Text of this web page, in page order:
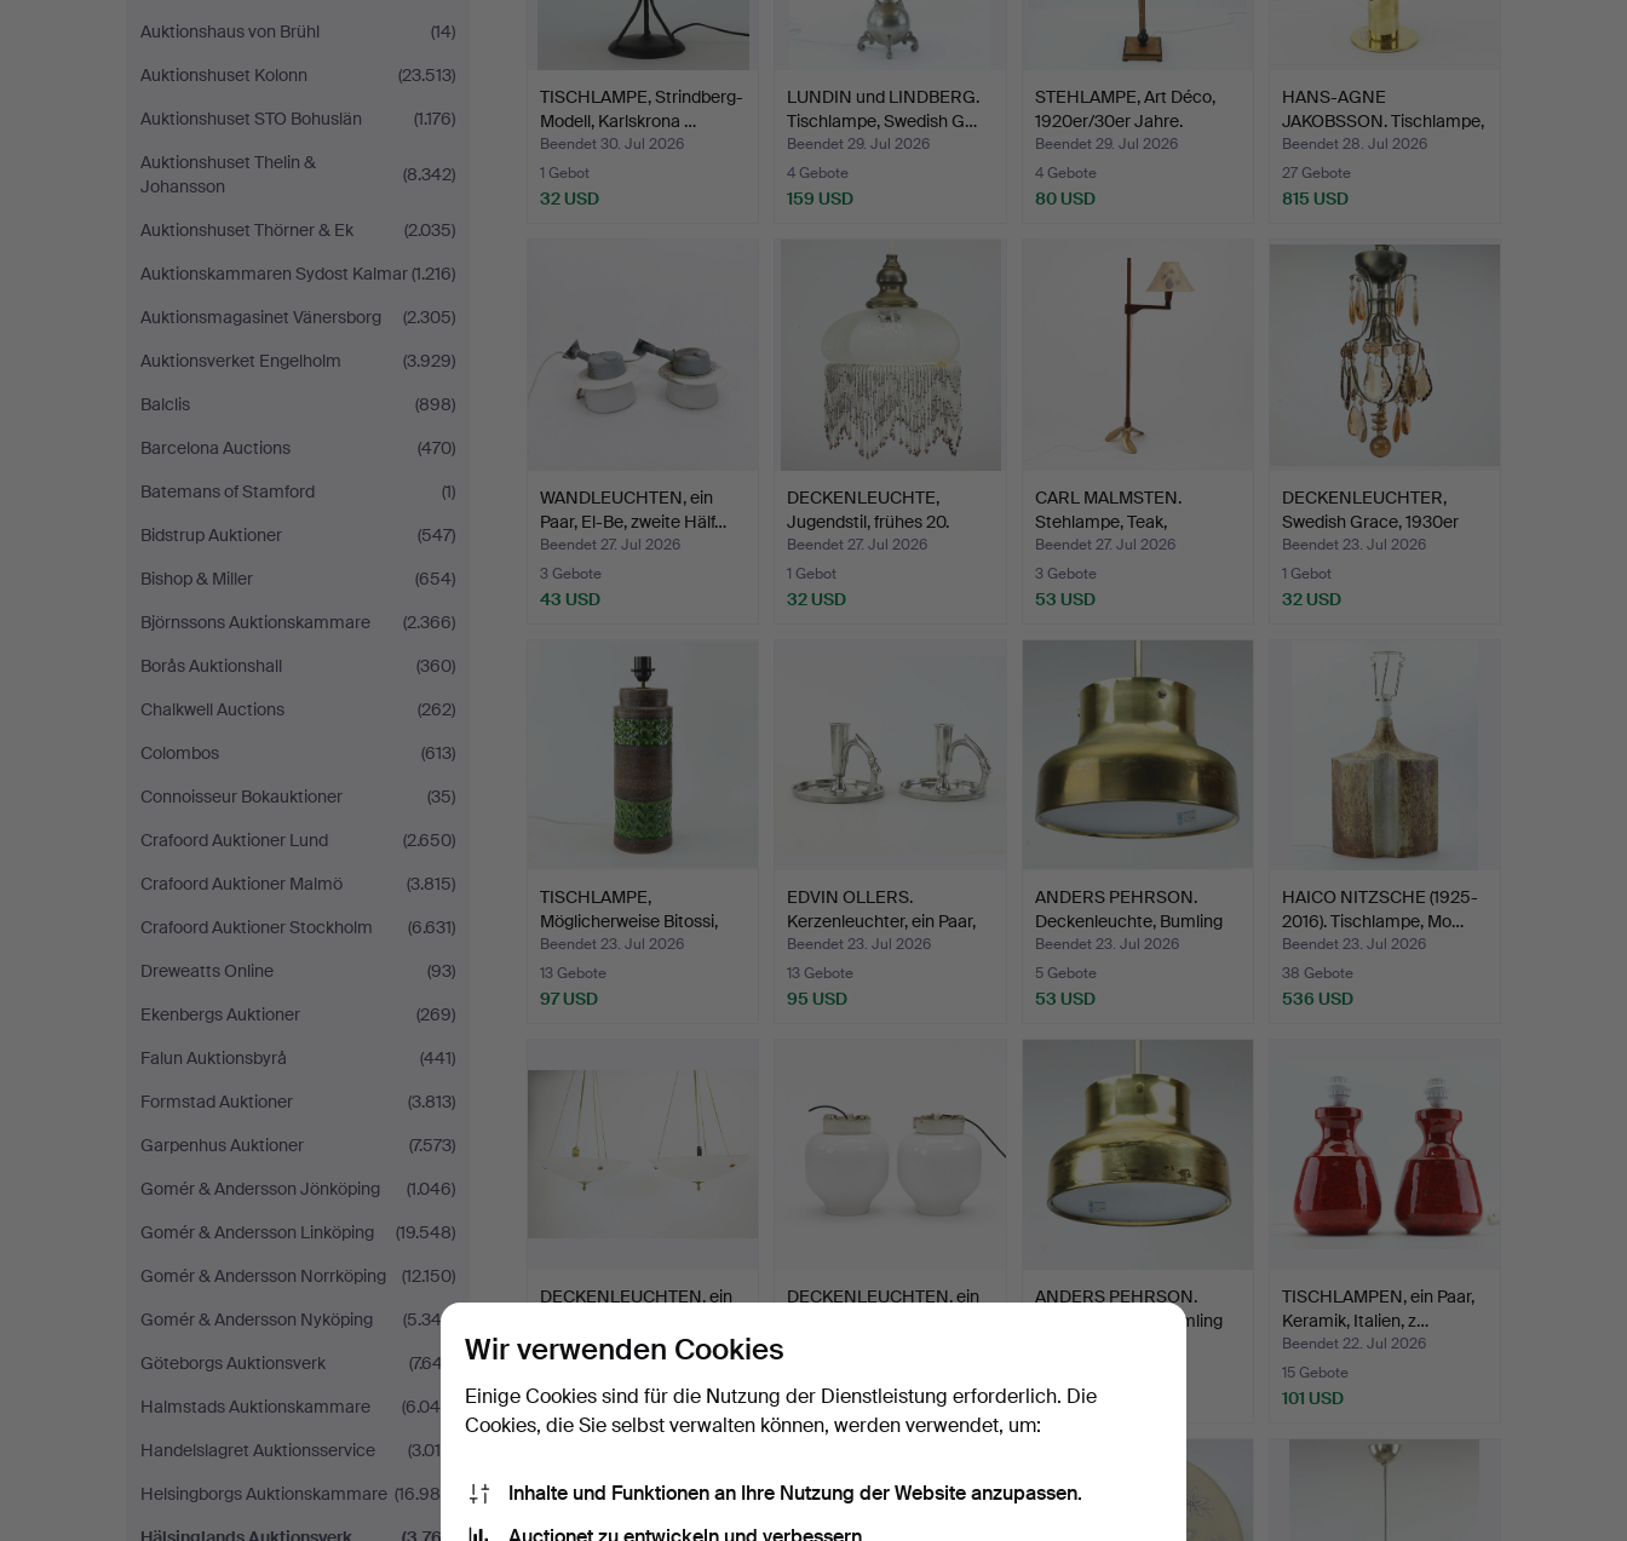
Auktionshaus von Brühl
(14)
Auktionshuset Kolonn
(23.513)
Auktionshuset STO Bohuslän
(1.176)
Auktionshuset Thelin &
Johansson
(8.342)
Auktionshuset Thörner & Ek
(2.035)
Auktionskammaren Sydost Kalmar(1.216)
Auktionsmagasinet Vänersborg
(2.305)
Auktionsverket Engelholm
(3.929)
Balclis
(898)
Barcelona Auctions
(470)
Batemans of Stamford
(1)
Bidstrup Auktioner
(547)
Bishop & Miller
(654)
Björnssons Auktionskammare
(2.366)
Borås Auktionshall
(360)
Chalkwell Auctions
(262)
Colombos
(613)
Connoisseur Bokauktioner
(35)
Crafoord Auktioner Lund
(2.650)
Crafoord Auktioner Malmö
(3.815)
Crafoord Auktioner Stockholm
(6.631)
Dreweatts Online
(93)
Ekenbergs Auktioner
(269)
Falun Auktionsbyrå
(441)
Formstad Auktioner
(3.813)
Garpenhus Auktioner
(7.573)
Gomér & Andersson Jönköping
(1.046)
Gomér & Andersson Linköping
(19.548)
Gomér & Andersson Norrköping
(12.150)
Gomér & Andersson Nyköping
(5.343)
Göteborgs Auktionsverk
(7.647)
Halmstads Auktionskammare
(6.049)
Handelslagret Auktionsservice
(3.016)
Helsingborgs Auktionskammare (16.980)
TISCHLAMPE, Strindberg-
Modell, Karlskrona …
Beendet 30. Jul 2026
1 Gebot
32 USD
LUNDIN und LINDBERG.
Tischlampe, Swedish G…
Beendet 29. Jul 2026
4 Gebote
159 USD
STEHLAMPE, Art Déco,
1920er/30er Jahre.
Beendet 29. Jul 2026
4 Gebote
80 USD
HANS-AGNE
JAKOBSSON. Tischlampe,
Modell B …
Beendet 28. Jul 2026
27 Gebote
815 USD
WANDLEUCHTEN, ein
Paar, El-Be, zweite Hälf…
Beendet 27. Jul 2026
3 Gebote
43 USD
DECKENLEUCHTE,
Jugendstil, frühes 20.
Jahr…
Beendet 27. Jul 2026
1 Gebot
32 USD
CARL MALMSTEN.
Stehlampe, Teak,
Lampenschi…
Beendet 27. Jul 2026
3 Gebote
53 USD
DECKENLEUCHTER,
Swedish Grace, 1930er
Jahr…
Beendet 23. Jul 2026
1 Gebot
32 USD
TISCHLAMPE,
Möglicherweise Bitossi,
Italie…
Beendet 23. Jul 2026
13 Gebote
97 USD
EDVIN OLLERS.
Kerzenleuchter, ein Paar,
Zi…
Beendet 23. Jul 2026
13 Gebote
95 USD
ANDERS PEHRSON.
Deckenleuchte, Bumling
Min…
Beendet 23. Jul 2026
5 Gebote
53 USD
HAICO NITZSCHE (1925-
2016). Tischlampe, Mo…
Beendet 23. Jul 2026
38 Gebote
536 USD
DECKENLEUCHTEN, ein
Beendet 23. Jul 2026
80 USD
DECKENLEUCHTEN, ein
211 USD
ANDERS PEHRSON.
Deckenleuchte, Bumling
43 USD
TISCHLAMPEN, ein Paar,
Keramik, Italien, z…
Beendet 22. Jul 2026
15 Gebote
101 USD
Wir verwenden Cookies
Einige Cookies sind für die Nutzung der Dienstleistung erforderlich. Die
Cookies, die Sie selbst verwalten können, werden verwendet, um:
Inhalte und Funktionen an Ihre Nutzung der Website anzupassen.